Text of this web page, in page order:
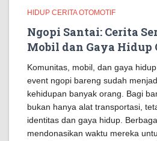
HIDUP CERITA OTOMOTIF
Ngopi Santai: Cerita
Mobil dan Gaya Hidup
Komunitas, mobil, dan gaya
event ngopi bareng sudah
kehidupan banyak orang. Bagi
bukan hanya alat transportasi,
identitas dan gaya hidup.
mendonasikan waktu mereka